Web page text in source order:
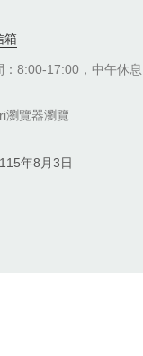
箱
：8:00-17:00，中午休息
瀏覽器瀏覽
115年8月3日